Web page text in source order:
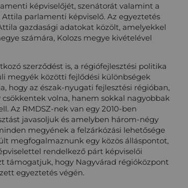
képviselőjét, szenátorát valamint a
parlamenti képviselő. Az egyeztetés
gazdasági adatokat közölt, amelyekkel
számára, Kolozs megye kivételével
szerződést is, a régiófejlesztési politika
megyék közötti fejlődési különbségek
hogy az észak-nyugati fejlesztési régióban,
volna, hanem sokkal nagyobbak
Az RMDSZ-nek van egy 2010-ben
javasoljuk és amelyben három-négy
megyének a felzárkózási lehetősége
megfogalmaznunk egy közös álláspontot,
rendelkező párt képviselői
támogatjuk, hogy Nagyvárad régióközpont
egyeztetés végén.